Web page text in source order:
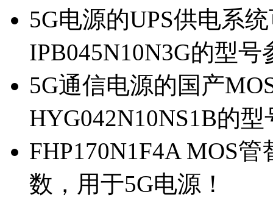
5G电源的UPS供电系
IPB045N10N3G的型号
5G通信电源的国产
HYG042N10NS1B的
FHP170N1F4A MOS
数，用于5G电源！